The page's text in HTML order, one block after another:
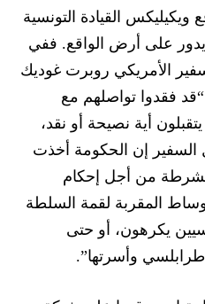
ويكيليكس القيادة التونسية
يدور على أرض الواقع. ففي
الأمريكي روبرت غوديك
فقدوا تواصلهم مع
يتقبلون أية نصيحة أو نقد،
السفير إن الحكومة أخذت
من أجل إحكام
المقربة لقمة السلطة
يكرهون، أو حتى
طرابلسي وأسرتها”.